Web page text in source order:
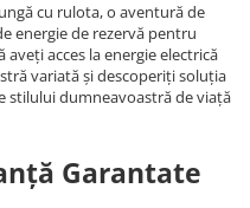
cu rulota, o aventură de
energie de rezervă pentru
aveți acces la energie electrică
variată și descoperiți soluția
stilului dumneavoastră de viață
Garantate